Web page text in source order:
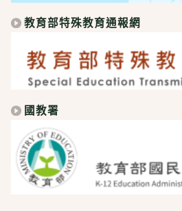
教育部特殊教育通報網
國教署